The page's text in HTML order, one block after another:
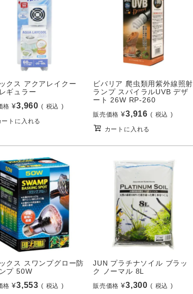
クス アクアレイクー
ギュラー
格 ¥3,960 税込
ートに入れる
ビバリア 爬虫類用紫外線照射
ランプ スパイラルUVB デザ
ート 26W RP-260
販売価格 ¥3,916 税込
カートに入れる
クス スワンプグロー防
プ 50W
格 ¥3,553 税込
JUN プラチナソイル ブラッ
ク ノーマル 8L
販売価格 ¥3,300 税込